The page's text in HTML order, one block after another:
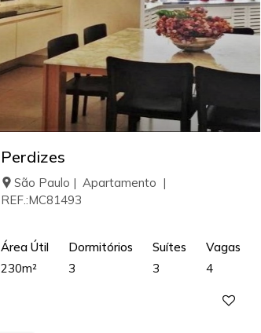
Perdizes
São Paulo | Apartamento |
REF.:MC81493
Área Útil
230m²
Dormitórios
3
Suítes
3
Vagas
4